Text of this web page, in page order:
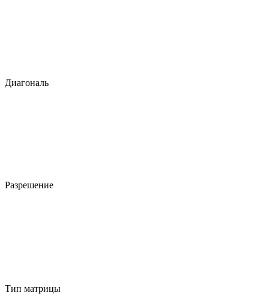
Диагональ
Разрешение
Тип матрицы